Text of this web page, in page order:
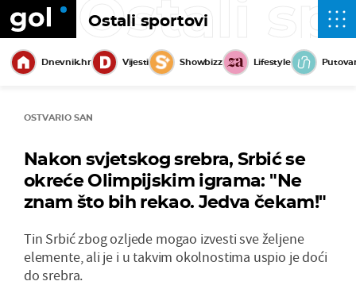
Ostali sportovi
Ostali
Dnevnik.hr Vijesti Showbizz Lifestyle
OSTVARIO SAN
Nakon svjetskog srebra, Srbić se
okreće Olimpijskim igrama: "Ne
znam što bih rekao. Jedva čekam!"
Tin Srbić zbog ozljede mogao izvesti sve željene
elemente, ali je i u takvim okolnostima uspio je doći
do srebra.